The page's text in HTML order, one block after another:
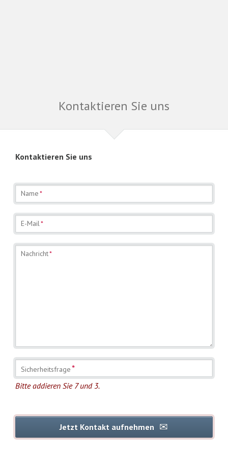
Kontaktieren Sie uns
Kontaktieren Sie uns
Pflichtfeld
Name*
Pflichtfeld
E-Mail*
Pflichtfeld
Nachricht*
Pflichtfeld
Sicherheitsfrage*
Bitte addieren Sie 7 und 3.
Jetzt Kontakt aufnehmen